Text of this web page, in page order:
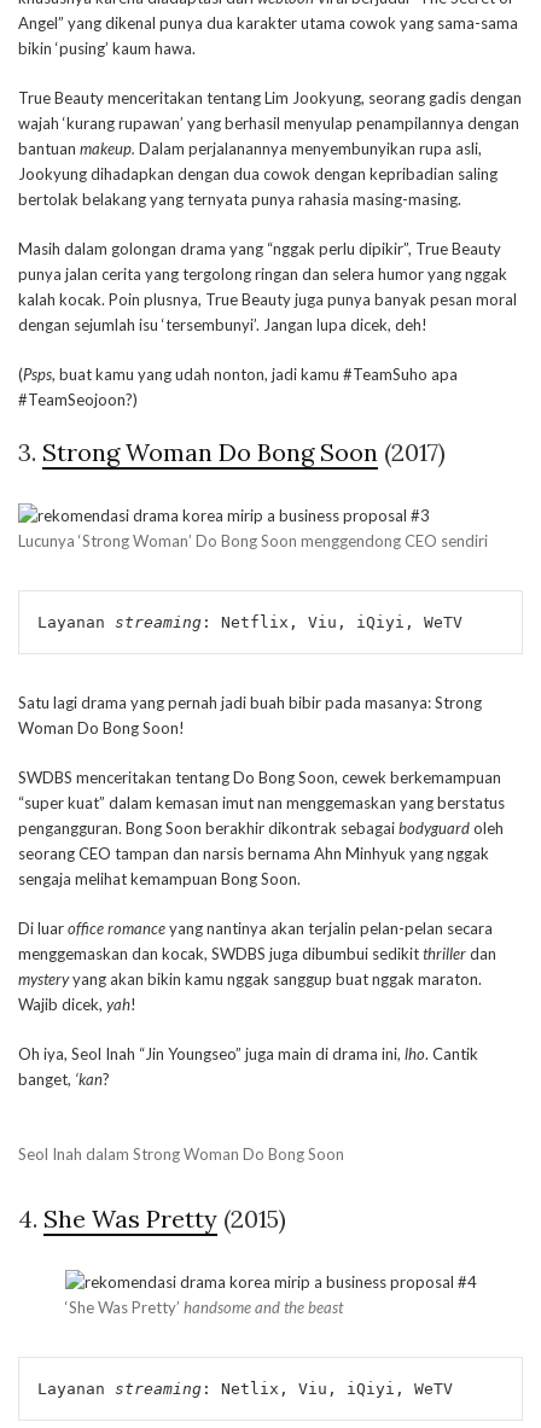
Angel” yang dikenal punya dua karakter utama cowok yang sama-sama
bikin ‘pusing’ kaum hawa.
True Beauty menceritakan tentang Lim Jookyung, seorang gadis dengan
wajah ‘kurang rupawan’ yang berhasil menyulap penampilannya dengan
bantuan makeup. Dalam perjalanannya menyembunyikan rupa asli,
Jookyung dihadapkan dengan dua cowok dengan kepribadian saling
bertolak belakang yang ternyata punya rahasia masing-masing.
Masih dalam golongan drama yang “nggak perlu dipikir”, True Beauty
punya jalan cerita yang tergolong ringan dan selera humor yang nggak
kalah kocak. Poin plusnya, True Beauty juga punya banyak pesan moral
dengan sejumlah isu ‘tersembunyi’. Jangan lupa dicek, deh!
(Psps, buat kamu yang udah nonton, jadi kamu #TeamSuho apa
#TeamSeojoon?)
3. Strong Woman Do Bong Soon (2017)
Lucunya ‘Strong Woman’ Do Bong Soon menggendong CEO sendiri
Layanan streaming : Netflix, Viu, iQiyi, WeTV
Satu lagi drama yang pernah jadi buah bibir pada masanya: Strong
Woman Do Bong Soon!
SWDBS menceritakan tentang Do Bong Soon, cewek berkemampuan
“super kuat” dalam kemasan imut nan menggemaskan yang berstatus
pengangguran. Bong Soon berakhir dikontrak sebagaibodyguardoleh
seorang CEO tampan dan narsis bernama Ahn Minhyuk yang nggak
sengaja melihat kemampuan Bong Soon.
Di luaroffice romanceyang nantinya akan terjalin pelan-pelan secara
menggemaskan dan kocak, SWDBS juga dibumbui sedikitthrillerdan
mysteryyang akan bikin kamu nggak sanggup buat nggak maraton.
Wajib dicek, yah!
Oh iya, Seol Inah “Jin Youngseo” juga main di drama ini, lho. Cantik
banget, ‘kan?
Seol Inah dalam Strong Woman Do Bong Soon
4. She Was Pretty (2015)
‘She Was Pretty’ handsome and the beast
Layanan streaming : Netlix, Viu, iQiyi, WeTV